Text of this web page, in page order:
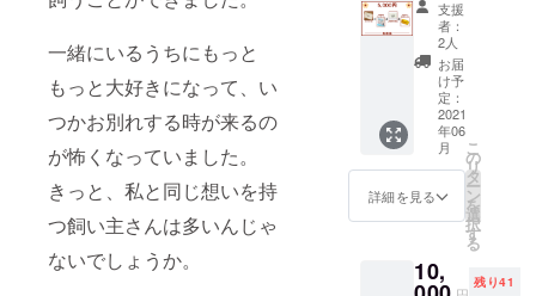
一緒にいるうちにもっと
もっと大好きになって、い
つかお別れする時が来るの
が怖くなっていました。
きっと、私と同じ想いを持
つ飼い主さんは多いんじゃ
ないでしょうか。
段：500
円 個
数：無
制限 備
考：
メール
にて送
らせて
いただ
きま
す。
ン。服
を持っ
ていな
くても
わかり
やすく
心肺蘇
生法が
学べる
こちら
画があ
れば、
蘇生法
パンフ
レット
現物 ・
心肺蘇
生法の
動画 ・
500円
offクー
ポン
（有効
1~2022/
5/31）
支援
者：
2人
お届
け予
定：
2021
年06
月
詳細を見る
こ
の
リ
タ
ー
ン
を
選
択
す
る
10, 残り41